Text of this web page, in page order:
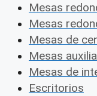
Mesas
Mesas
Mesas de
Mesas
Mesas de
Escritorios